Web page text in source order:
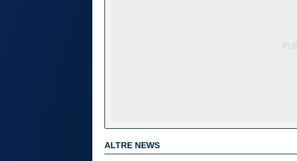
ALTRE NEWS